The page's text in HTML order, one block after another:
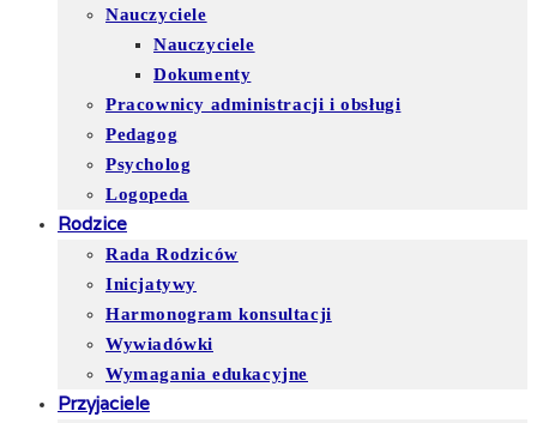
Nauczyciele
Nauczyciele
Dokumenty
Pracownicy administracji i obsługi
Pedagog
Psycholog
Logopeda
Rodzice
Rada Rodziców
Inicjatywy
Harmonogram konsultacji
Wywiadówki
Wymagania edukacyjne
Przyjaciele